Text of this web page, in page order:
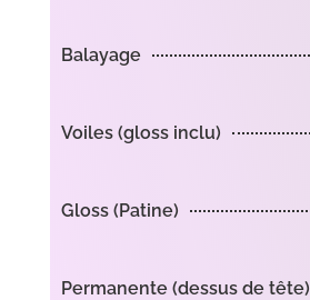
Balayage
Voiles (gloss inclu)
Gloss (Patine)
Permanente (dessus de tête)